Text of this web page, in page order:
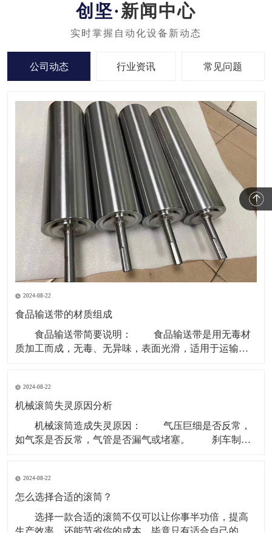
新闻中心
公司动态 行业资讯 常见问题
2024-08-22
食品输送带的材质组成
食品输送带简要说明： 食品输送带是用无毒材
质加工而成，无毒、无异味，表面光滑，适用于运输食
份，所以现在用于食品行业基本用PU型输送带。 材
质有PVC、聚乙烯、聚炳稀、PP、塑钢 ACE
2024-08-22
机械滚筒失灵原因分析
机械滚筒造成失灵原因： 气压巨细是否反常，
如气泵是否反常，气管是否漏气或堵塞。 刹车制动
锤张紧处上部个改向机械滚筒除应笔直于皮带长度方向
以外还应笔直于重力垂线，即确保其轴中心线水平。
2024-08-22
怎么选择合适的滚筒？
选择一款合适的滚筒不仅可以让你事半功倍，提高
生产效率，还能节省你的成本，毕竟只有适合自己的才